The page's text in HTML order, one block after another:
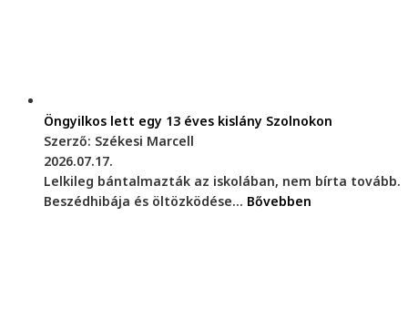
Öngyilkos lett egy 13 éves kislány Szolnokon
Szerző: Székesi Marcell
2026.07.17.
Lelkileg bántalmazták az iskolában, nem bírta tovább.
Beszédhibája és öltözködése... Bővebben